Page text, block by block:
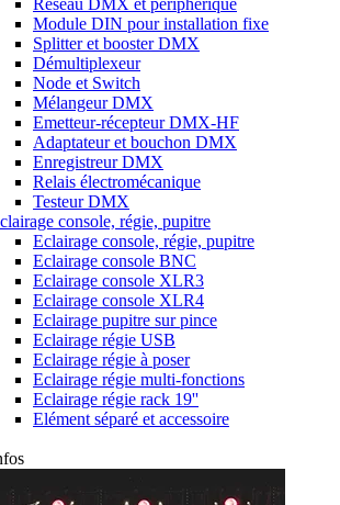
Réseau DMX et périphérique
Module DIN pour installation fixe
Splitter et booster DMX
Démultiplexeur
Node et Switch
Mélangeur DMX
Emetteur-récepteur DMX-HF
Adaptateur et bouchon DMX
Enregistreur DMX
Relais électromécanique
Testeur DMX
console, régie, pupitre
Eclairage console, régie, pupitre
Eclairage console BNC
Eclairage console XLR3
Eclairage console XLR4
Eclairage pupitre sur pince
Eclairage régie USB
Eclairage régie à poser
Eclairage régie multi-fonctions
Eclairage régie rack 19''
Elément séparé et accessoire